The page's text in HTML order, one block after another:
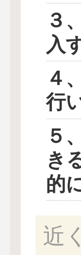
３、
入
４
行
５
き
的
近